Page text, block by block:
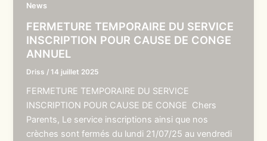
News
FERMETURE TEMPORAIRE DU SERVICE
INSCRIPTION POUR CAUSE DE CONGE
ANNUEL
Driss /14 juillet 2025
FERMETURE TEMPORAIRE DU SERVICE
INSCRIPTION POUR CAUSE DE CONGE Chers
Parents, Le service inscriptions ainsi que nos
crèches sont fermés du lundi 21/07/25 au vendredi